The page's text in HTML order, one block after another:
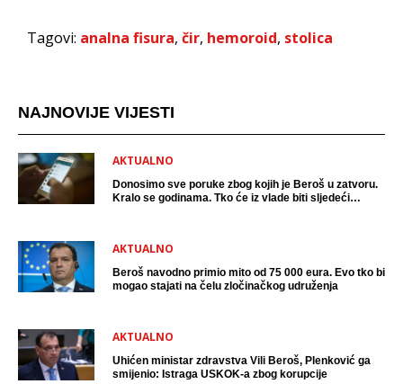
Tagovi: analna fisura, čir, hemoroid, stolica
NAJNOVIJE VIJESTI
AKTUALNO
Donosimo sve poruke zbog kojih je Beroš u zatvoru.
Kralo se godinama. Tko će iz vlade biti sljedeći
AKTUALNO
Beroš navodno primio mito od 75 000 eura. Evo tko bi
mogao stajati na čelu zločinačkog udruženja
AKTUALNO
Uhićen ministar zdravstva Vili Beroš, Plenković ga
smijenio: Istraga USKOK-a zbog korupcije